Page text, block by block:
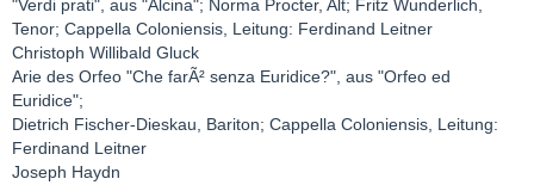
"Verdi prati", aus "Alcina"; Norma Procter, Alt; Fritz Wunderlich,
Tenor; Cappella Coloniensis, Leitung: Ferdinand Leitner
Christoph Willibald Gluck
Arie des Orfeo "Che farÃ² senza Euridice?", aus "Orfeo ed
Euridice";
Dietrich Fischer-Dieskau, Bariton; Cappella Coloniensis, Leitung:
Ferdinand Leitner
Joseph Haydn